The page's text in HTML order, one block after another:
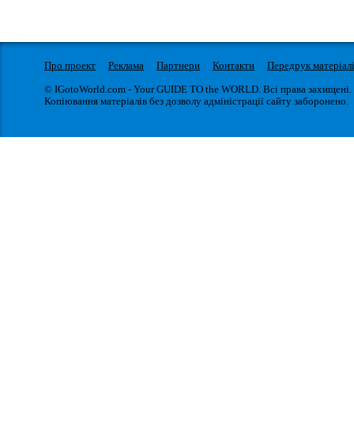
Про проект Реклама Партнери Контакти
Передрук
© IGotoWorld.com - Your GUIDE TO the WORLD. Всі права захищені.
Копіювання матеріалів без дозволу адміністрації сайту заборонено.